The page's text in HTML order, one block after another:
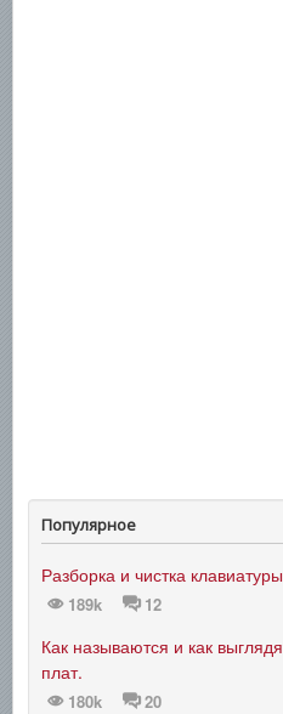
Популярное
Разборка и чистка
189k 12
Как называются и как
плат.
180k 20